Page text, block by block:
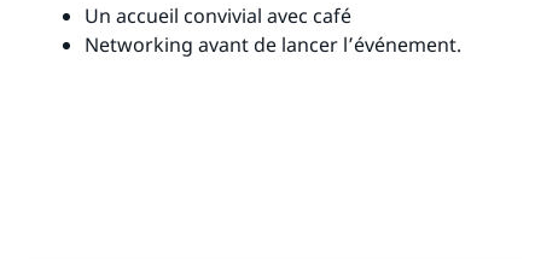
Un accueil convivial avec café
Networking avant de lancer l’événement.